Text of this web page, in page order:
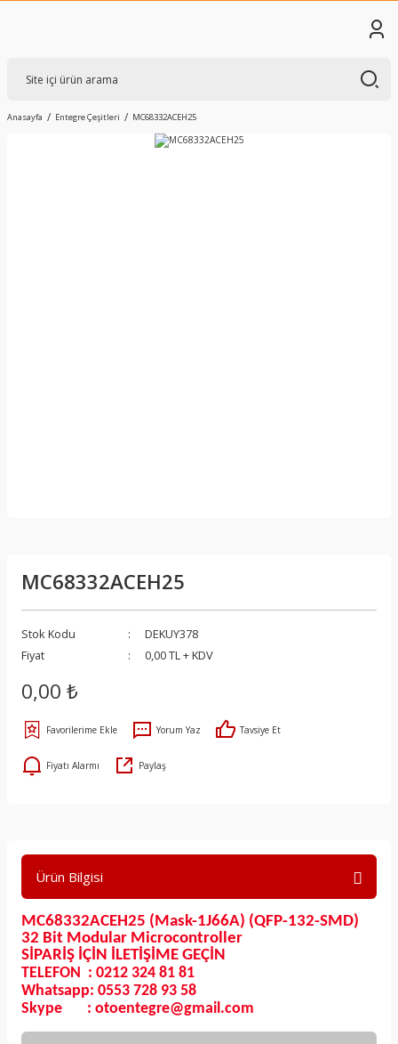
Anasayfa Entegre Çeşitleri MC68332ACEH25
MC68332ACEH25
Stok Kodu
DEKUY378
Fiyat
0,00 TL + KDV
0,00 ₺
Yorum Yaz Tavsiye Et
Fiyatı Alarmı Paylaş
Ürün Bilgisi
MC68332ACEH25 (Mask-1J66A) (QFP-132-SMD)
32 Bit Modular Microcontroller
SİPARİŞ İÇİN İLETİŞİME GEÇİN
TELEFON : 0212 324 81 81
Whatsapp: 0553 728 93 58
Skype : otoentegre@gmail.com